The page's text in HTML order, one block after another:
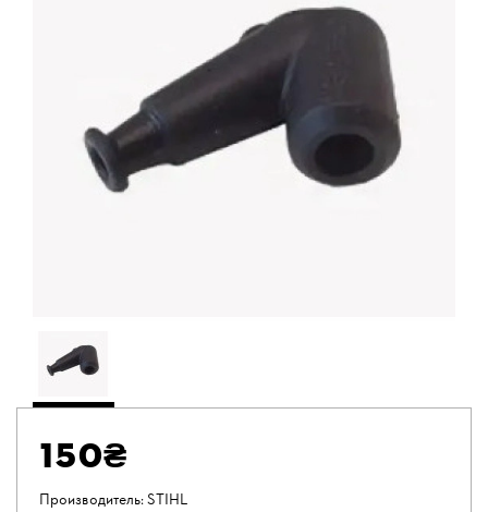
150₴
Производитель:STIHL